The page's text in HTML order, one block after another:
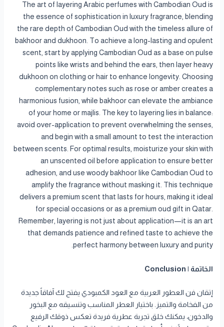
The art of layering Arabic perfumes with Cambodian Oud is
the essence of sophistication in luxury fragrance, blending
the rare depth of Cambodian Oud with the timeless allure of
bakhoor and dukhoon. To achieve a long-lasting and opulent
scent, start by applying Cambodian Oud as a base on pulse
points like wrists and behind the ears, then layer heavy
dukhoon on clothing or hair to enhance longevity. Choosing
complementary notes such as rose or amber creates a
harmonious fusion, while bakhoor can elevate the ambiance
of your home or majlis. The key to layering lies in balance:
avoid over-application to prevent overwhelming the senses,
and begin with a small amount to test the interaction
between scents. For optimal results, moisturize your skin with
an unscented oil before application to ensure better
adhesion, and use woody bakhoor like Cambodian Oud to
amplify the fragrance without masking it. This technique
delivers a premium scent that lasts for hours, making it ideal
for special occasions or as a premium oud gift in Qatar.
Remember, layering is not just about application—it is an art
that demands patience and refined taste to achieve the
perfect harmony between luxury and purity.
الخاتمة | Conclusion
إتقان فن العطور العربية مع العود الكمبودي يفتح لك آفاقاً جديدة
من الفخامة والتميز. باختيار العطر المناسب وتنسيقه مع البخور
والدخون، يمكنك خلق تجربة عطرية فريدة تعكس ذوقك الرفيع